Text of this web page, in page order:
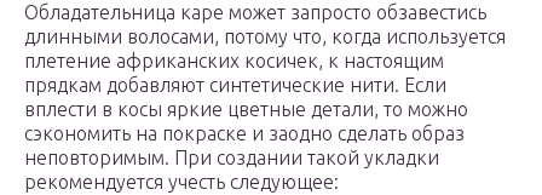
Обладательница каре может запросто обзавестись
длинными волосами, потому что, когда используется
плетение африканских косичек, к настоящим
прядкам добавляют синтетические нити. Если
вплести в косы яркие цветные детали, то можно
сэкономить на покраске и заодно сделать образ
неповторимым. При создании такой укладки
рекомендуется учесть следующее: